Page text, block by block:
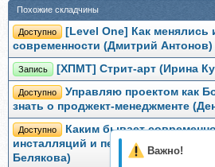
Важно!
Похожие складчины
Доступно
[Level One] Как менялись
современности (Дмитрий Антонов)
Запись [ХПМТ] Стрит-арт (Ирина
Доступно
Управляю проектом как
знать о проджект-менеджменте
Доступно
Каким бывает
инсталляций и перформансов до
Белякова)